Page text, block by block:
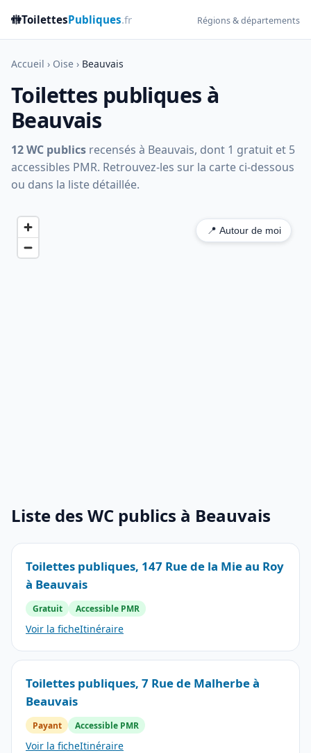
🚻ToilettesPubliques.fr Régions & départements
Accueil › Oise › Beauvais
Toilettes publiques à
Beauvais
12 WC publics recensés à Beauvais, dont 1 gratuit et 5
accessibles PMR. Retrouvez-les sur la carte ci-dessous
ou dans la liste détaillée.
📍 Autour de moi
Liste des WC publics à Beauvais
Toilettes publiques, 147 Rue de la Mie au Roy
à Beauvais
Gratuit Accessible PMR
Voir la ficheItinéraire
Toilettes publiques, 7 Rue de Malherbe à
Beauvais
Payant Accessible PMR
Voir la ficheItinéraire